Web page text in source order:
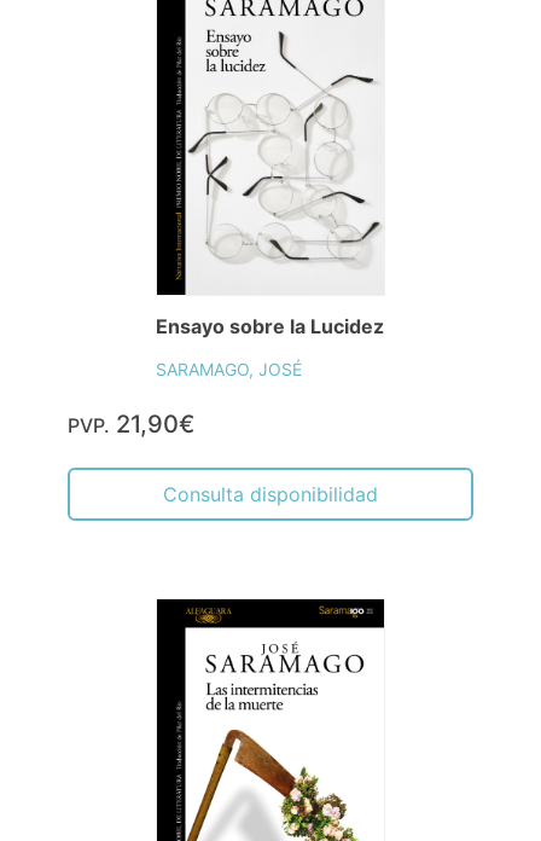
Ensayo sobre la Lucidez
SARAMAGO, JOSÉ
PVP. 21,90€
Consulta disponibilidad